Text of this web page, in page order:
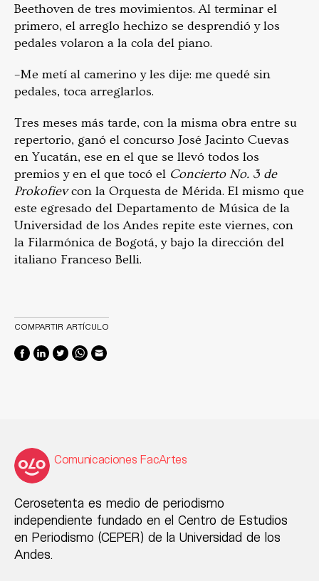
Beethoven de tres movimientos. Al terminar el
primero, el arreglo hechizo se desprendió y los
pedales volaron a la cola del piano.
–Me metí al camerino y les dije: me quedé sin
pedales, toca arreglarlos.
Tres meses más tarde, con la misma obra entre su
repertorio, ganó el concurso José Jacinto Cuevas
en Yucatán, ese en el que se llevó todos los
premios y en el que tocó el Concierto No. 3 de
Prokofievcon la Orquesta de Mérida. El mismo que
este egresado del Departamento de Música de la
Universidad de los Andes repite este viernes, con
la Filarmónica de Bogotá, y bajo la dirección del
italiano Franceso Belli.
COMPARTIR ARTÍCULO
Comunicaciones FacArtes
Cerosetenta es medio de periodismo
independiente fundado en el Centro de Estudios
en Periodismo (CEPER) de la Universidad de los
Andes.